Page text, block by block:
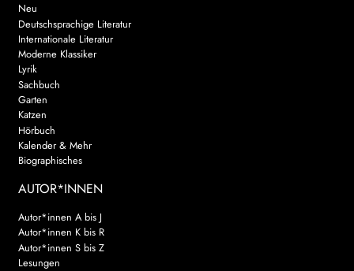
Neu
Deutschsprachige Literatur
Internationale Literatur
Moderne Klassiker
Lyrik
Sachbuch
Garten
Katzen
Hörbuch
Kalender & Mehr
Biographisches
AUTOR*INNEN
Autor*innen A bis J
Autor*innen K bis R
Autor*innen S bis Z
Lesungen